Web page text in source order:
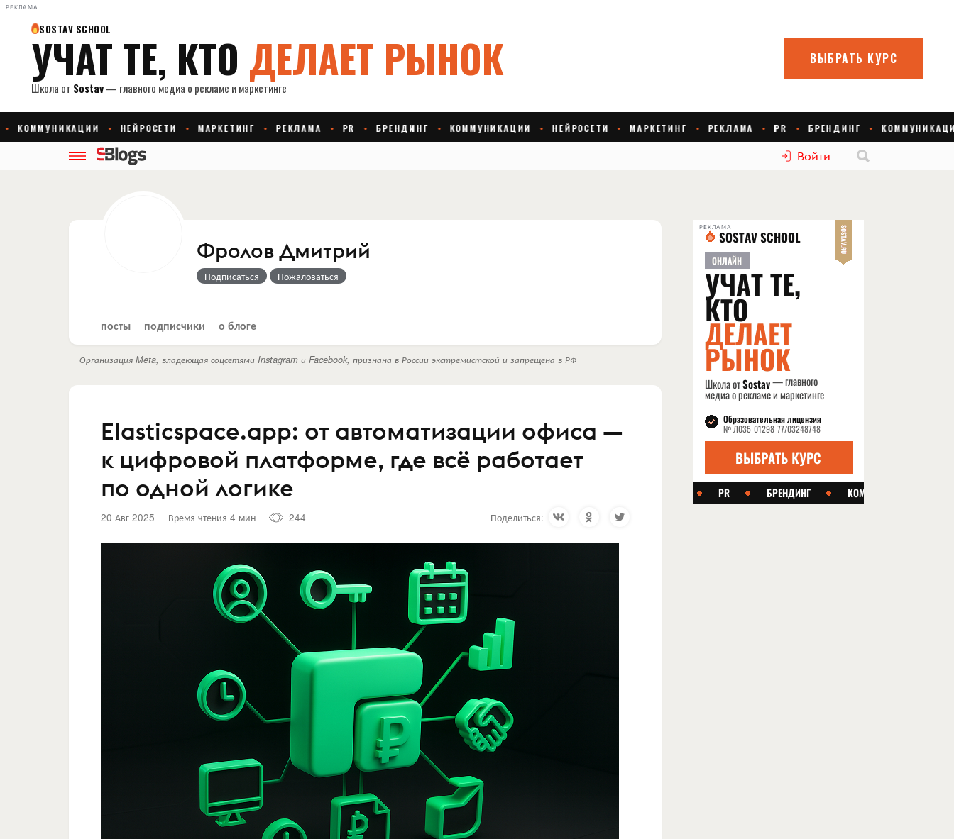
РЕКЛАМА
Войти
Фролов Дмитрий
Подписаться Пожаловаться
посты подписчики о блоге
Организация Meta, владеющая соцсетями Instagram и Facebook, признана в России экстремистской и запрещена в РФ
Elasticspace.app: от автоматизации офиса —
к цифровой платформе, где всё работает
по одной логике
20 Авг 2025 Время чтения 4 мин 244 Поделиться:
РЕКЛАМА